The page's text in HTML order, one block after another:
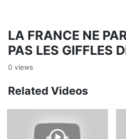
LA FRANCE NE
PAS LES GIFFLES
0 views
Related Videos